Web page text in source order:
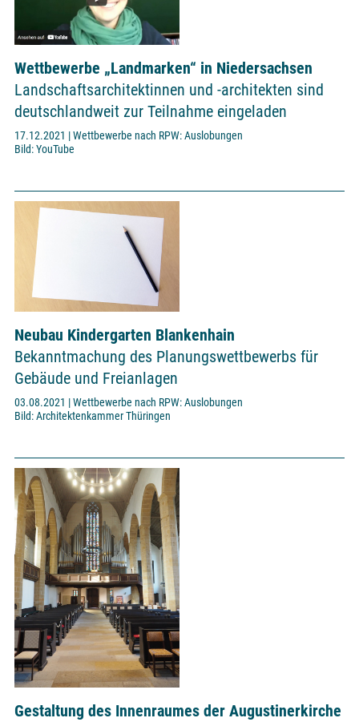
Wettbewerbe „Landmarken“ in Niedersachsen
Landschaftsarchitektinnen und -architekten sind
deutschlandweit zur Teilnahme eingeladen
17.12.2021 | Wettbewerbe nach RPW: Auslobungen
Bild: YouTube
Neubau Kindergarten Blankenhain
Bekanntmachung des Planungswettbewerbs für
Gebäude und Freianlagen
03.08.2021 | Wettbewerbe nach RPW: Auslobungen
Bild: Architektenkammer Thüringen
Gestaltung des Innenraumes der Augustinerkirche